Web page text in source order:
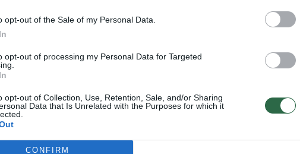
opt-out of the Sale of my Personal Data.
opt-out of processing my Personal Data for Targeted
opt-out of Collection, Use, Retention, Sale, and/or Sharing
Data that Is Unrelated with the Purposes for which it
CONFIRM
pralaimėjimas draugiškų rungtynių cikle.
cikle 89:68 pranoko Estiją, 91:70 įveikė Turkiją,
po pratęsimo palaužė Latviją ir 94:72